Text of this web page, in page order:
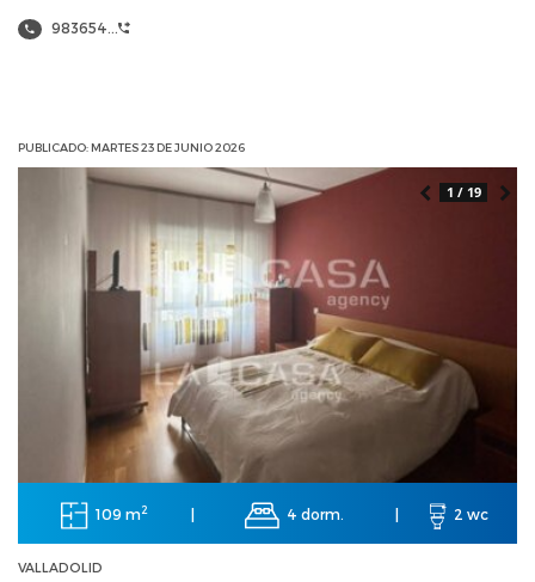
983654...
PUBLICADO: MARTES 23 DE JUNIO 2026
1 / 19
109 m2 | 4 dorm. | 2 wc
VALLADOLID